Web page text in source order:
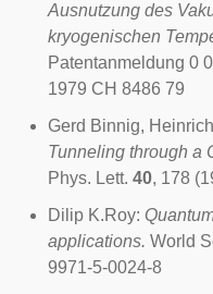
Ausnutzung des
kryogenischen
Patentanmeldung 0
1979 CH 8486 79
Gerd Binnig,
Tunneling through a
Phys. Lett. 40, 178
Dilip K.Roy:
applications. World
9971-5-0024-8